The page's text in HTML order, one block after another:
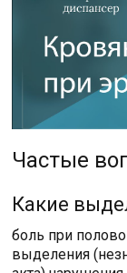
Частые
Какие
боль при
выделения